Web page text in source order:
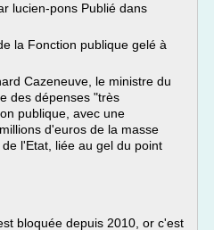
lucien-pons Publié dans
la Fonction publique gelé à
Cazeneuve, le ministre du
des dépenses "très
publique, avec une
d'euros de la masse
l'Etat, liée au gel du point
bloquée depuis 2010, or c'est